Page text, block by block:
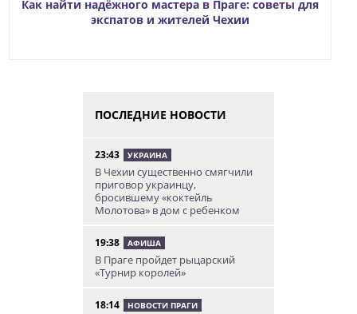
Как найти надёжного мастера в Праге: советы для
экспатов и жителей Чехии
ПОСЛЕДНИЕ НОВОСТИ
23:43 УКРАИНА
В Чехии существенно смягчили
приговор украинцу,
бросившему «коктейль
Молотова» в дом с ребенком
19:38 АФИША
В Праге пройдет рыцарский
«Турнир королей»
18:14 НОВОСТИ ПРАГИ